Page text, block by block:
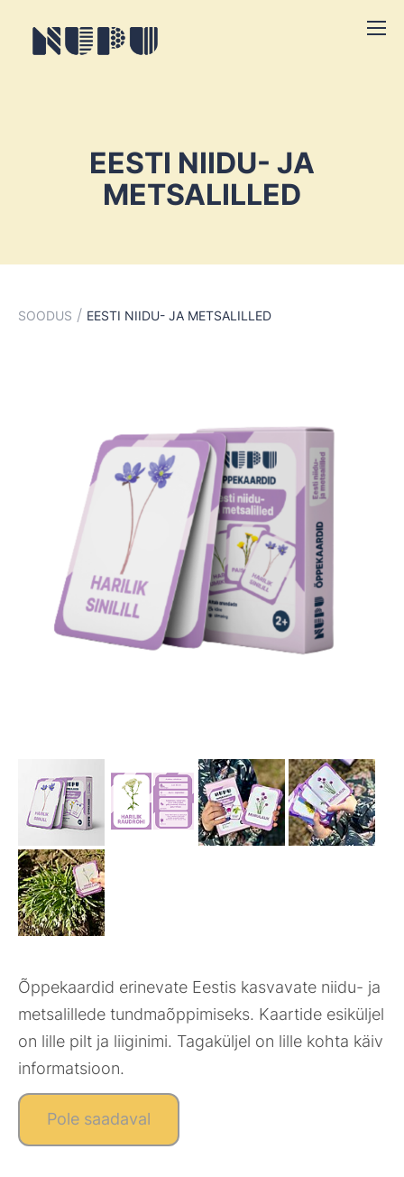
EESTI NIIDU- JA
METSALILLED
SOODUS / EESTI NIIDU- JA METSALILLED
Õppekaardid erinevate Eestis kasvavate niidu- ja
metsalillede tundmaõppimiseks. Kaartide esiküljel
on lille pilt ja liiginimi. Tagaküljel on lille kohta käiv
informatsioon.
Pole saadaval